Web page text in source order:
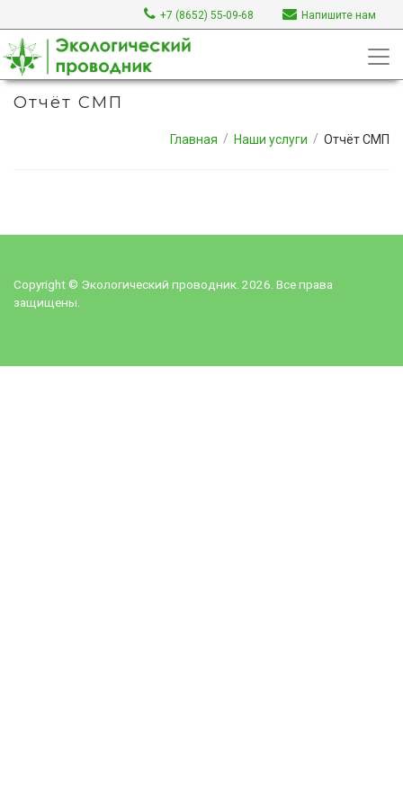
+7 (8652) 55-09-68 Напишите нам
Отчёт СМП
Главная Наши услуги Отчёт СМП
Copyright © Экологический проводник. 2026. Все права
защищены.